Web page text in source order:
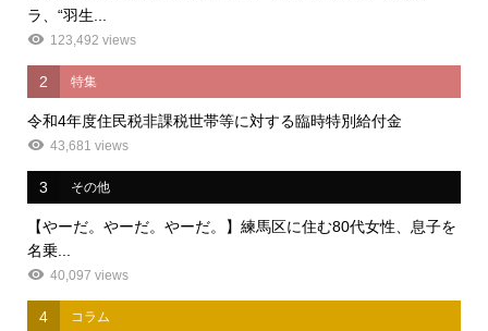
ラ、“羽生...
123,492 views
2 特集
令和4年度住民税非課税世帯等に対する臨時特別給付金
43,681 views
3 その他
【やーだ。やーだ。やーだ。】練馬区に住む80代女性、息子を
名乗...
40,097 views
4 コラム